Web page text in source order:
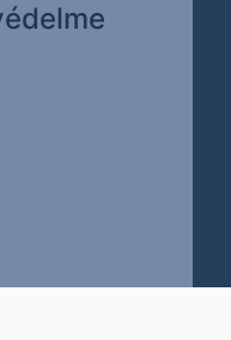
ugrik)
oldalra ugrik)
oldalra ugrik)